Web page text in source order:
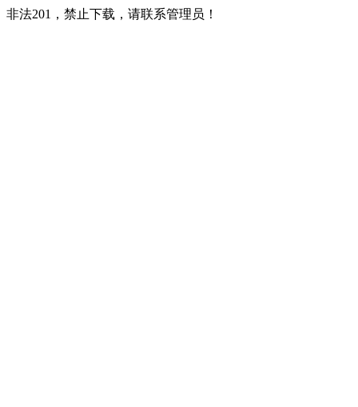
非法201，禁止下载，请联系管理员！